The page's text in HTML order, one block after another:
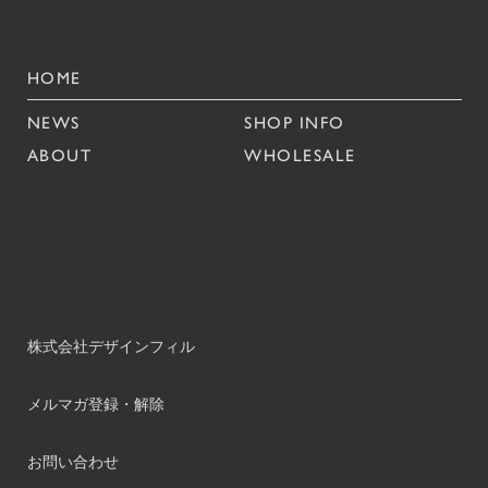
HOME
NEWS
SHOP INFO
ABOUT
WHOLESALE
株式会社デザインフィル
メルマガ登録・解除
お問い合わせ